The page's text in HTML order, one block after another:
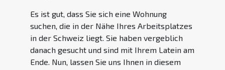
Es ist gut, dass Sie sich eine Wohnung
suchen, die in der Nähe Ihres Arbeitsplatzes
in der Schweiz liegt. Sie haben vergeblich
danach gesucht und sind mit Ihrem Latein am
Ende. Nun, lassen Sie uns Ihnen in diesem